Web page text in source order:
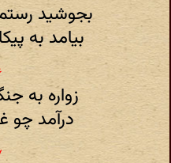
بجوشید
بیامد به
زواره به
درآمد چو